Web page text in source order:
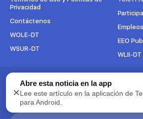
Privacidad
Contáctenos
WOLE-DT
WSUR-DT
Participa
Empleos
EEO
WLII-DT
Suscríbete al boletín
Para mantenerse al tanto de todo lo que
suscríbase ahora a nuestros boletines.
×
Abre esta noticia en la app
Lee este artículo en la aplicación de
para Android.